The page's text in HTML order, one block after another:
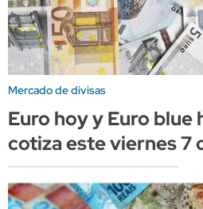
Mercado de divisas
Euro hoy y Euro blue
cotiza este viernes 7